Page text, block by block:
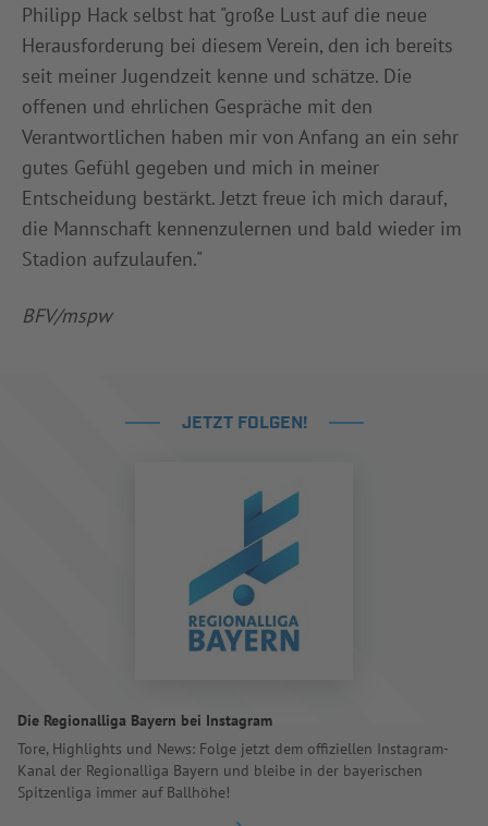
Philipp Hack selbst hat "große Lust auf die neue
Herausforderung bei diesem Verein, den ich bereits
seit meiner Jugendzeit kenne und schätze. Die
offenen und ehrlichen Gespräche mit den
Verantwortlichen haben mir von Anfang an ein sehr
gutes Gefühl gegeben und mich in meiner
Entscheidung bestärkt. Jetzt freue ich mich darauf,
die Mannschaft kennenzulernen und bald wieder im
Stadion aufzulaufen."
BFV/mspw
JETZT FOLGEN!
Die Regionalliga Bayern bei Instagram
Tore, Highlights und News: Folge jetzt dem offiziellen Instagram-
Kanal der Regionalliga Bayern und bleibe in der bayerischen
Spitzenliga immer auf Ballhöhe!